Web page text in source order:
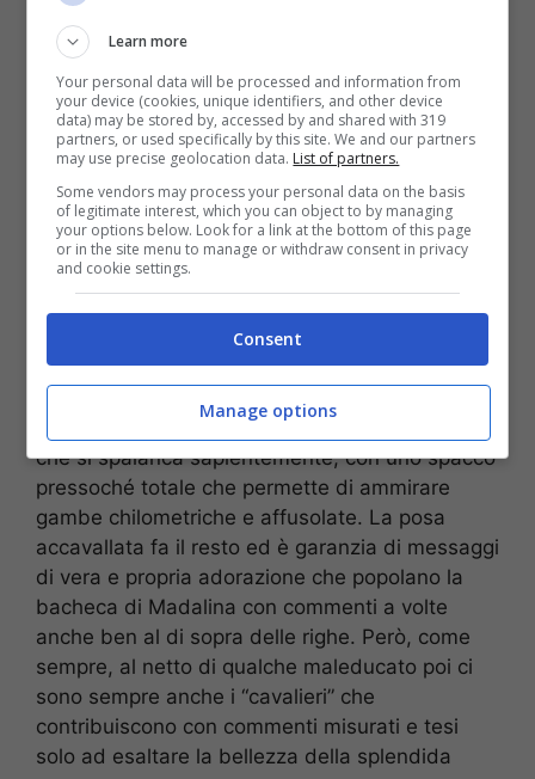
Madalina Ghenea, cosa spunta da quella gonna: una visione che
è il paradiso (foto da Instagram) – Stopandgoal.net
Abito scollatissimo e con trasparenze al potere,
ma quello che attira di più l’attenzione,
incredibilmente, non è quello. Bensi, una gonna
che si spalanca sapientemente, con uno spacco
pressoché totale che permette di ammirare
gambe chilometriche e affusolate. La posa
accavallata fa il resto ed è garanzia di messaggi
di vera e propria adorazione che popolano la
bacheca di Madalina con commenti a volte
anche ben al di sopra delle righe. Però, come
sempre, al netto di qualche maleducato poi ci
sono sempre anche i “cavalieri” che
contribuiscono con commenti misurati e tesi
solo ad esaltare la bellezza della splendida
Learn more
Your personal data will be processed and information from
your device (cookies, unique identifiers, and other device
data) may be stored by, accessed by and shared with 319
partners, or used specifically by this site. We and our partners
may use precise geolocation data. List of partners.
Some vendors may process your personal data on the basis
of legitimate interest, which you can object to by managing
your options below. Look for a link at the bottom of this page
or in the site menu to manage or withdraw consent in privacy
and cookie settings.
Consent
Manage options